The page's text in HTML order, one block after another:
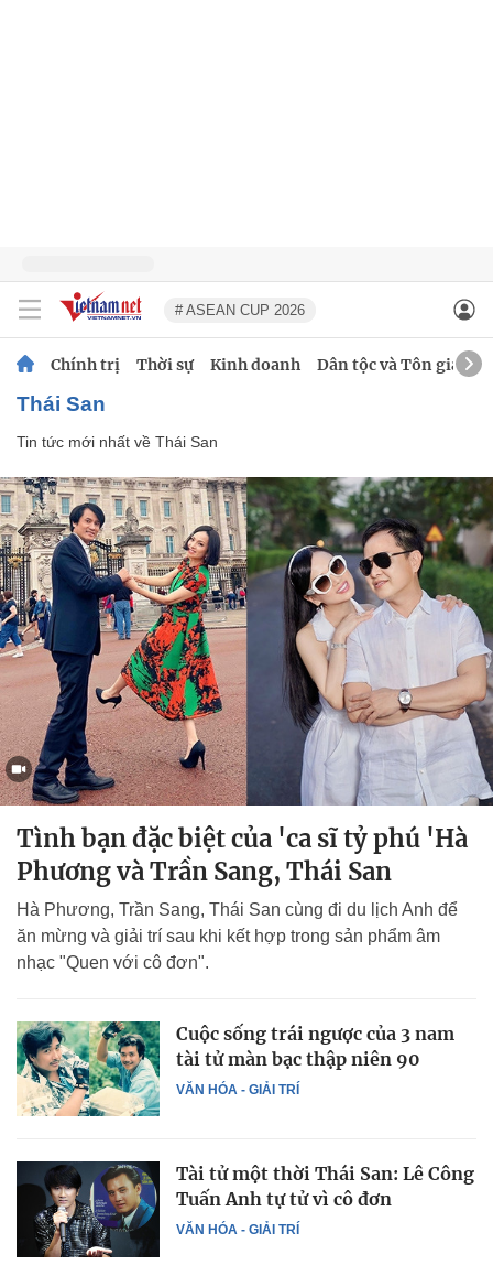
# ASEAN CUP 2026
Chính trị Thời sự Kinh doanh Dân tộc và Tôn giáo
Thái San
Tin tức mới nhất về Thái San
Tình bạn đặc biệt của 'ca sĩ tỷ phú 'Hà
Phương và Trần Sang, Thái San
Hà Phương, Trần Sang, Thái San cùng đi du lịch Anh để
ăn mừng và giải trí sau khi kết hợp trong sản phẩm âm
nhạc "Quen với cô đơn".
VĂN HÓA - GIẢI TRÍ
Cuộc sống trái ngược của 3 nam
tài tử màn bạc thập niên 90
VĂN HÓA - GIẢI TRÍ
Tài tử một thời Thái San: Lê Công
Tuấn Anh tự tử vì cô đơn